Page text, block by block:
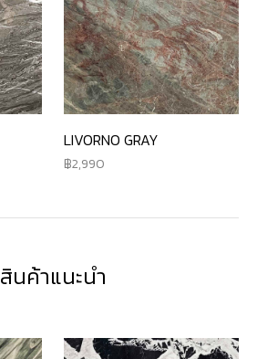
LIVORNO GRAY
2,990
สินค้าแนะนำ